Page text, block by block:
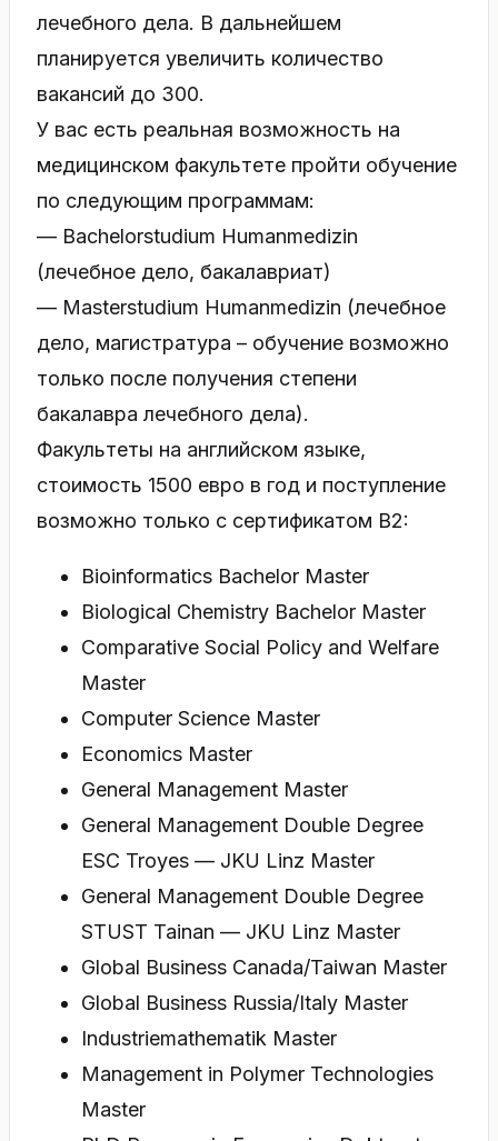
лечебного дела. В дальнейшем
планируется увеличить количество
вакансий до 300.
У вас есть реальная возможность на
медицинском факультете пройти обучение
по следующим программам:
— Bachelorstudium Humanmedizin
(лечебное дело, бакалавриат)
— Masterstudium Humanmedizin (лечебное
дело, магистратура – обучение возможно
только после получения степени
бакалавра лечебного дела).
Факультеты на английском языке,
стоимость 1500 евро в год и поступление
возможно только с сертификатом В2:
Bioinformatics Bachelor Master
Biological Chemistry Bachelor Master
Comparative Social Policy and Welfare
Master
Computer Science Master
Economics Master
General Management Master
General Management Double Degree
ESC Troyes — JKU Linz Master
General Management Double Degree
STUST Tainan — JKU Linz Master
Global Business Canada/Taiwan Master
Global Business Russia/Italy Master
Industriemathematik Master
Management in Polymer Technologies
Master